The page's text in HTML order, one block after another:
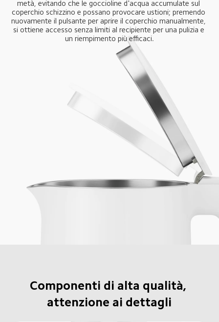
metà, evitando che le goccioline d'acqua accumulate sul
coperchio schizzino e possano provocare ustioni; premendo
nuovamente il pulsante per aprire il coperchio manualmente,
si ottiene accesso senza limiti al recipiente per una pulizia e
un riempimento più efficaci.
Componenti di alta qualità,
attenzione ai dettagli